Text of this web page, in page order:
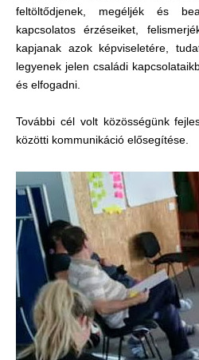
feltöltődjenek, megéljék és
kapcsolatos érzéseiket,
kapjanak azok képviseletére,
legyenek jelen családi
és elfogadni.
További cél volt közösségünk
közötti kommunikáció elősegítése.